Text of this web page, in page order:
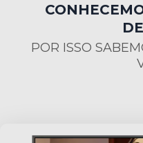
POR ISSO